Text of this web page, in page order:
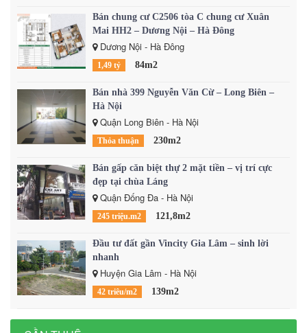
Bán chung cư C2506 tòa C chung cư Xuân
Mai HH2 – Dương Nội – Hà Đông
Dương Nội - Hà Đông
1,49 tỷ 84m2
Bán nhà 399 Nguyễn Văn Cừ – Long Biên –
Hà Nội
Quận Long Biên - Hà Nội
Thỏa thuận 230m2
Bán gấp căn biệt thự 2 mặt tiền – vị trí cực
đẹp tại chùa Láng
Quận Đống Đa - Hà Nội
245 triệu.m2 121,8m2
Đầu tư đất gần Vincity Gia Lâm – sinh lời
nhanh
Huyện Gia Lâm - Hà Nội
42 triêu/m2 139m2